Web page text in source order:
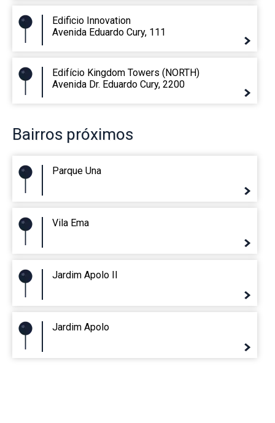
Edificio Innovation
Avenida Eduardo Cury, 111
Edifício Kingdom Towers (NORTH)
Avenida Dr. Eduardo Cury, 2200
Bairros próximos
Parque Una
Vila Ema
Jardim Apolo II
Jardim Apolo